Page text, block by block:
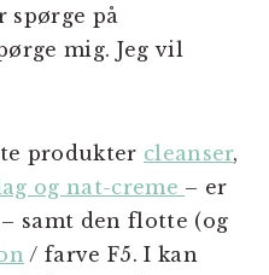
spørge på
mig. Jeg vil
produkter cleanser,
og nat-creme – er
samt den flotte (og
/ farve F5. I kan